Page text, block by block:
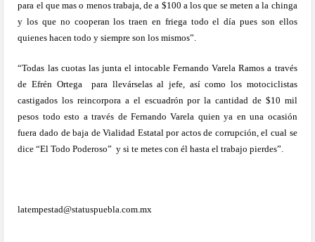
para el que mas o menos trabaja, de a $100 a los que se meten a la chinga
y los que no cooperan los traen en friega todo el día pues son ellos
quienes hacen todo y siempre son los mismos”.
“Todas las cuotas las junta el intocable Fernando Varela Ramos a través
de Efrén Ortega
para llevárselas al jefe, así como los motociclistas
castigados los reincorpora a el escuadrón por la cantidad de $10 mil
pesos todo esto a través de Fernando Varela quien ya en una ocasión
fuera dado de baja de Vialidad Estatal por actos de corrupción, el cual se
dice “El Todo Poderoso” y si te metes con él hasta el trabajo pierdes”.
latempestad@statuspuebla.com.mx